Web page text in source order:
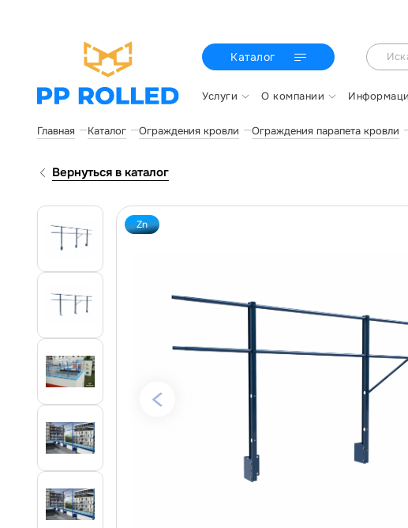
Каталог
Услуги О компании
Главная Каталог Ограждения кровли Ограждения парапета кровли
Вернуться в каталог
Zn